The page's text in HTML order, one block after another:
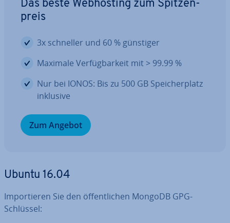
Das beste Web­hos­ting zum Spit­zen­
preis
3x schneller und 60 % günstiger
Maximale Ver­füg­bar­keit mit > 99.99 %
Nur bei IONOS: Bis zu 500 GB Spei­cher­platz
inklusive
Zum Angebot
Ubuntu 16.04
Im­por­tie­ren Sie den öf­fent­li­chen MongoDB GPG-
Schlüssel: